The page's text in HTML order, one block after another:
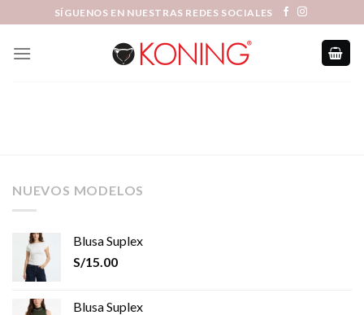
content
SÍGUENOS EN NUESTRAS REDES SOCIALES
NUEVOS MODELOS
Blusa Suplex
S/15.00
Blusa Suplex